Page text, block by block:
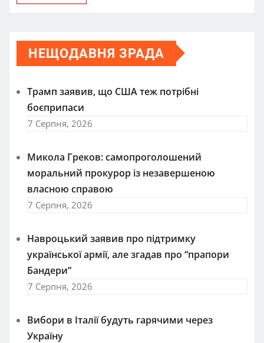
НЕЩОДАВНЯ ЗРАДА
Трамп заявив, що США теж потрібні
боєприпаси
7 Серпня, 2026
Микола Греков: самопроголошений
моральний прокурор із незавершеною
власною справою
7 Серпня, 2026
Навроцький заявив про підтримку
української армії, але згадав про “прапори
Бандери”
7 Серпня, 2026
Вибори в Італії будуть гарячими через
Україну